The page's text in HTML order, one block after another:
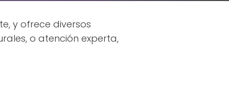
y ofrece diversos
o atención experta,